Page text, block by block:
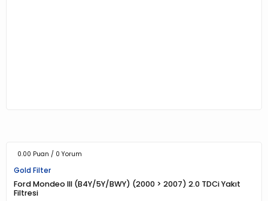
0.00 Puan / 0 Yorum
Gold Filter
Ford Mondeo III (B4Y/5Y/BWY) (2000 > 2007) 2.0 TDCi Yakıt
Filtresi